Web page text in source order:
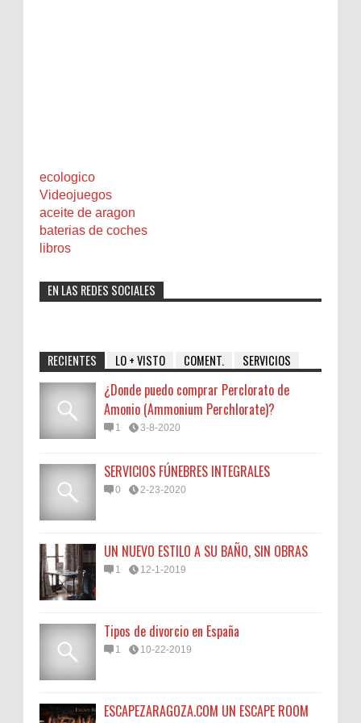
ecologico
Videojuegos
aceite de aragon
baterias de coches
libros
EN LAS REDES SOCIALES
RECIENTES LO + VISTO COMENT. SERVICIOS
¿Donde puedo comprar Perclorato de
Amonio (Ammonium Perchlorate)?
1 3-8-2020
SERVICIOS FÚNEBRES INTEGRALES
0 2-23-2020
UN NUEVO ESTILO A SU BAÑO, SIN OBRAS
1 12-1-2019
Tipos de divorcio en España
1 10-22-2019
ESCAPEZARAGOZA.COM UN ESCAPE ROOM